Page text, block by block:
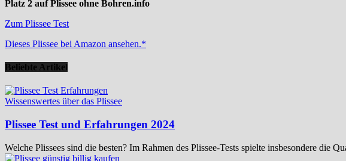
Platz 2 auf Plissee ohne Bohren.info
Zum Plissee Test
Dieses Plissee bei Amazon ansehen.*
Beliebte Artikel
Wissenswertes über das Plissee
Plissee Test und Erfahrungen 2024
Welche Plissees sind die besten? Im Rahmen des Plissee-Tests spielte insbesondere die